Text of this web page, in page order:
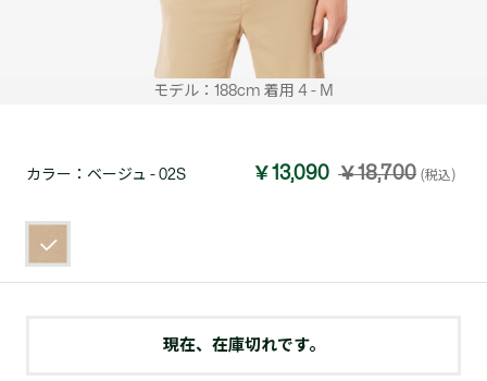
モデル：188cm 着用 4 - M
カラー： ベージュ - 02S ￥13,090 ￥18,700 (税込)
現在、在庫切れです。